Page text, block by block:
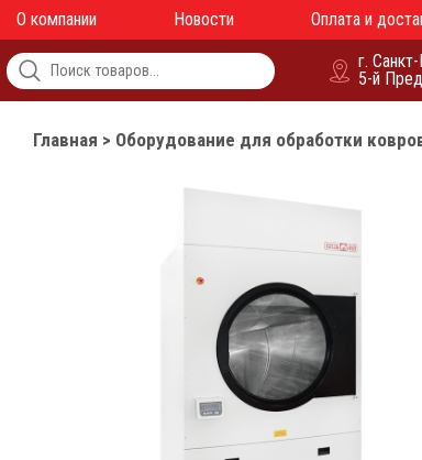
О компании Новости Оплата и
г.
5-й
Главная > Оборудование для обработки